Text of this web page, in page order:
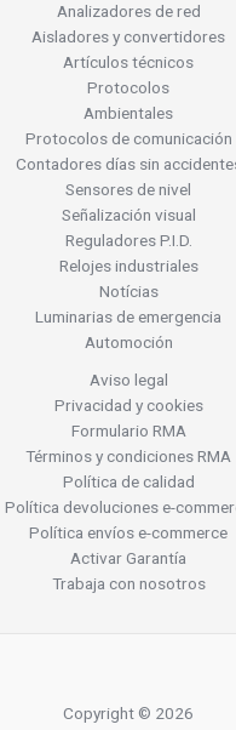
Analizadores de red
Aisladores y convertidores
Artículos técnicos
Protocolos
Ambientales
Protocolos de comunicación
Contadores días sin
Sensores de nivel
Señalización visual
Reguladores P.I.D.
Relojes industriales
Notícias
Luminarias de emergencia
Automoción
Aviso legal
Privacidad y cookies
Formulario RMA
Términos y condiciones RMA
Política de calidad
Política devoluciones e-
Política envíos e-commerce
Activar Garantía
Trabaja con nosotros
Copyright © 2026